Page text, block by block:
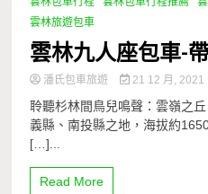
雲林旅遊包車
雲林九人座包車-
潘氏包車旅遊 21 12 月, 2021
聆聽杉林間鳥兒鳴聲：雲嶺之
義縣、南投縣之地，海拔約
[…]...
Read More